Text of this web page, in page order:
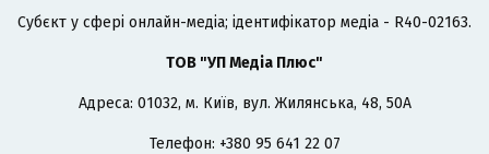
Cубєкт у сфері онлайн-медіа; ідентифікатор медіа - R40-02163.
ТОВ "УП Медіа Плюс"
Адреса: 01032, м. Київ, вул. Жилянська, 48, 50А
Телефон: +380 95 641 22 07